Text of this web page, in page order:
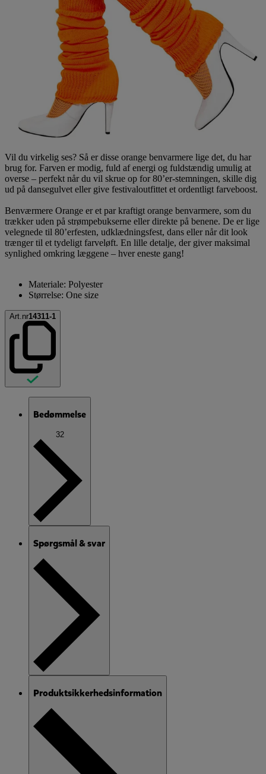
Vil du virkelig ses? Så er disse orange benvarmere lige det, du har
brug for. Farven er modig, fuld af energi og fuldstændig umulig at
overse – perfekt når du vil skrue op for 80’er-stemningen, skille dig
ud på dansegulvet eller give festivaloutfittet et ordentligt farveboost.
Benværmere Orange er et par kraftigt orange benvarmere, som du
trækker uden på strømpebukserne eller direkte på benene. De er lige
velegnede til 80’erfesten, udklædningsfest, dans eller når dit look
trænger til et tydeligt farveløft. En lille detalje, der giver maksimal
synlighed omkring læggene – hver eneste gang!
Materiale: Polyester
Størrelse: One size
Art.nr14311-1
Bedømmelse
32
Spørgsmål & svar
Produktsikkerhedsinformation